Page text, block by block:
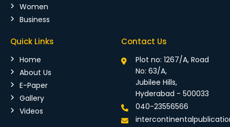
Women
Business
Quick Links
Home
About Us
E-Paper
Gallery
Videos
Contact Us
Plot no: 1267/A, Road
No: 63/A,
Jubilee Hills,
Hyderabad - 500033
040-23556566